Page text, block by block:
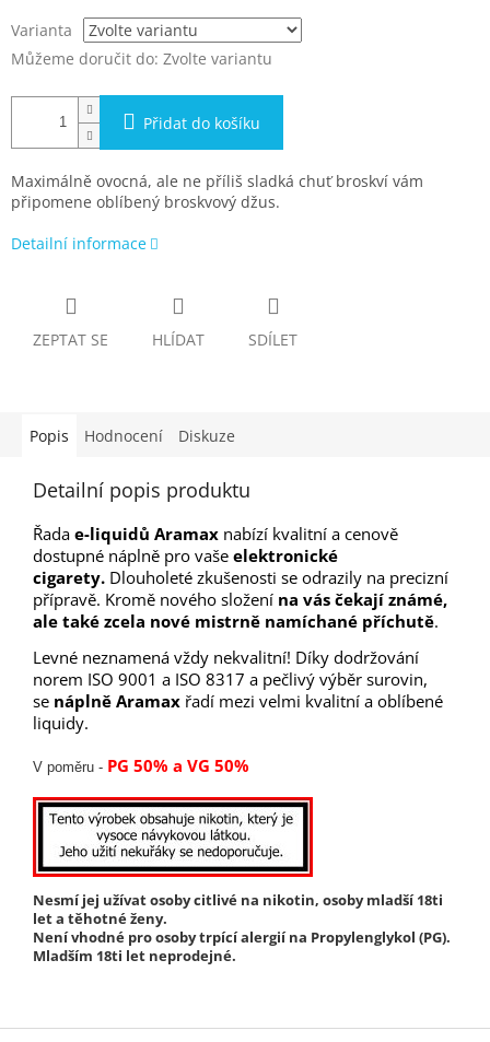
Varianta
Můžeme doručit do: Zvolte variantu
Přidat do košíku
Maximálně ovocná, ale ne příliš sladká chuť broskví vám
připomene oblíbený broskvový džus.
Detailní informace
ZEPTAT SE HLÍDAT SDÍLET
Popis Hodnocení Diskuze
Detailní popis produktu
Řada e-liquidů Aramax nabízí kvalitní a cenově
dostupné náplně pro vaše elektronické
cigarety. Dlouholeté zkušenosti se odrazily na precizní
přípravě. Kromě nového složení na vás čekají známé,
ale také zcela nové mistrně namíchané příchutě.
Levné neznamená vždy nekvalitní! Díky dodržování
norem ISO 9001 a ISO 8317 a pečlivý výběr surovin,
se náplně Aramax řadí mezi velmi kvalitní a oblíbené
liquidy.
V poměru - PG 50% a VG 50%
Nesmí jej užívat osoby citlivé na nikotin, osoby mladší 18ti
let a těhotné ženy.
Není vhodné pro osoby trpící alergií na Propylenglykol (PG).
Mladším 18ti let neprodejné.